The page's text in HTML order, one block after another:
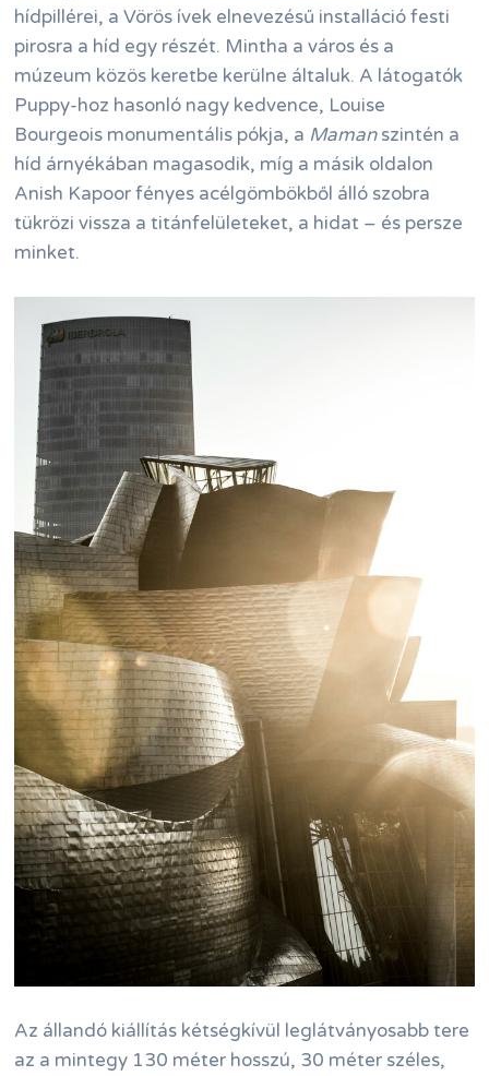
hídpillérei, a Vörös ívek elnevezésű installáció festi
pirosra a híd egy részét. Mintha a város és a
múzeum közös keretbe kerülne általuk. A látogatók
Puppy-hoz hasonló nagy kedvence, Louise
Bourgeois monumentális pókja, a Mamanszintén a
híd árnyékában magasodik, míg a másik oldalon
Anish Kapoor fényes acélgömbökből álló szobra
tükrözi vissza a titánfelületeket, a hidat – és persze
minket.
Az állandó kiállítás kétségkívül leglátványosabb tere
az a mintegy 130 méter hosszú, 30 méter széles,